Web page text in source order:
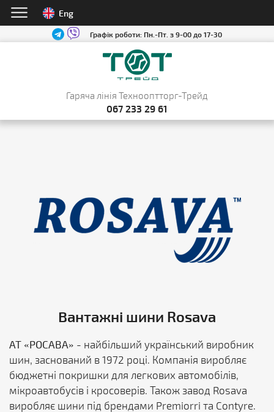
Eng
Графік роботи: Пн.-Пт. з 9-00 до 17-30
Гаряча лінія Технооптторг-Трейд
067 233 29 61
Вантажні шини Rosava
АТ «РОСАВА» - найбільший український виробник
шин, заснований в 1972 році. Компанія виробляє
бюджетні покришки для легкових автомобілів,
мікроавтобусів і кросоверів. Також завод Rosava
виробляє шини під брендами Premiorri та Contyre.